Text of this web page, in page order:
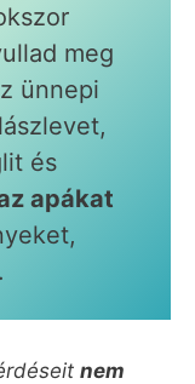
meg
ünnepi
és
apákat
nem